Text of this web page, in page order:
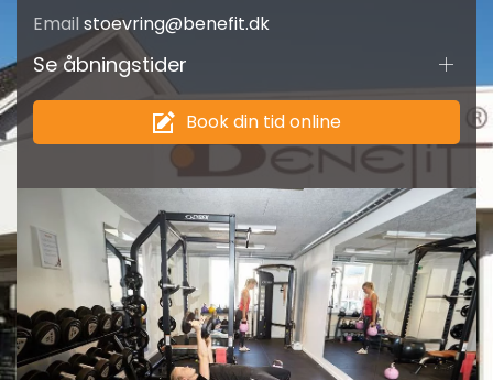
Email stoevring@benefit.dk
Se åbningstider
Book din tid online